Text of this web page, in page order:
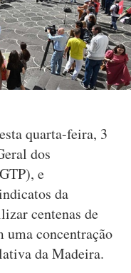
quarta-feira, 3
dos
e
da
centenas de
uma concentração
da Madeira.